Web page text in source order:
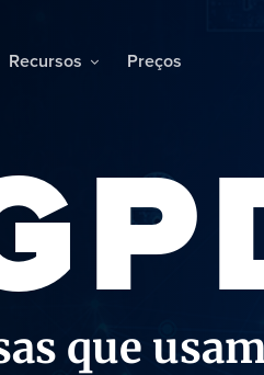
Recursos Preços
que